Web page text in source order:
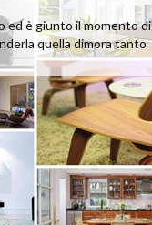
ed è giunto il momento di
quella dimora tanto